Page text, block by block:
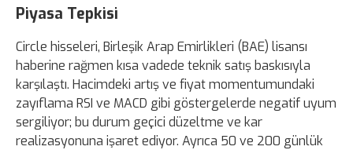
Piyasa Tepkisi
Circle hisseleri, Birleşik Arap Emirlikleri (BAE) lisansı
haberine rağmen kısa vadede teknik satış baskısıyla
karşılaştı. Hacimdeki artış ve fiyat momentumundaki
zayıflama RSI ve MACD gibi göstergelerde negatif uyum
sergiliyor; bu durum geçici düzeltme ve kar
realizasyonuna işaret ediyor. Ayrıca 50 ve 200 günlük